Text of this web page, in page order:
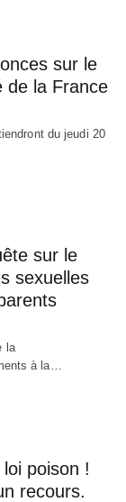
sur le
de la France
du jeudi 20
sur le
sexuelles
la
à la…
poison !
recours.